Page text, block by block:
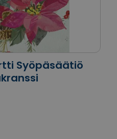
Syöpäsäätiö